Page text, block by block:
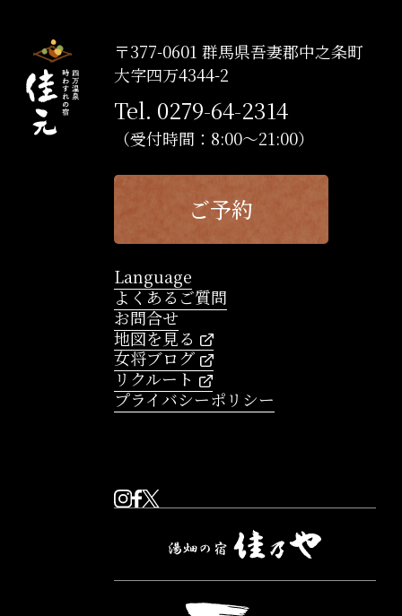
〒377-0601 群馬県吾妻郡中之条町
大字四万4344-2
Tel. 0279-64-2314
（受付時間：8:00～21:00）
ご予約
Language
よくあるご質問
お問合せ
地図を見る
女将ブログ
リクルート
プライバシーポリシー